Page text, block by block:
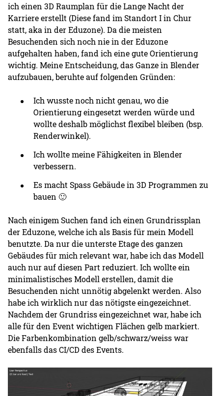
ich einen 3D Raumplan für die Lange Nacht der
Karriere erstellt (Diese fand im Standort I in Chur
statt, aka in der Eduzone). Da die meisten
Besuchenden sich noch nie in der Eduzone
aufgehalten haben, fand ich eine gute Orientierung
wichtig. Meine Entscheidung, das Ganze in Blender
aufzubauen, beruhte auf folgenden Gründen:
Ich wusste noch nicht genau, wo die
Orientierung eingesetzt werden würde und
wollte deshalb möglichst flexibel bleiben (bsp.
Renderwinkel).
Ich wollte meine Fähigkeiten in Blender
verbessern.
Es macht Spass Gebäude in 3D Programmen zu
bauen 🙂
Nach einigem Suchen fand ich einen Grundrissplan
der Eduzone, welche ich als Basis für mein Modell
benutzte. Da nur die unterste Etage des ganzen
Gebäudes für mich relevant war, habe ich das Modell
auch nur auf diesen Part reduziert. Ich wollte ein
minimalistisches Modell erstellen, damit die
Besuchenden nicht unnötig abgelenkt werden. Also
habe ich wirklich nur das nötigste eingezeichnet.
Nachdem der Grundriss eingezeichnet war, habe ich
alle für den Event wichtigen Flächen gelb markiert.
Die Farbenkombination gelb/schwarz/weiss war
ebenfalls das CI/CD des Events.